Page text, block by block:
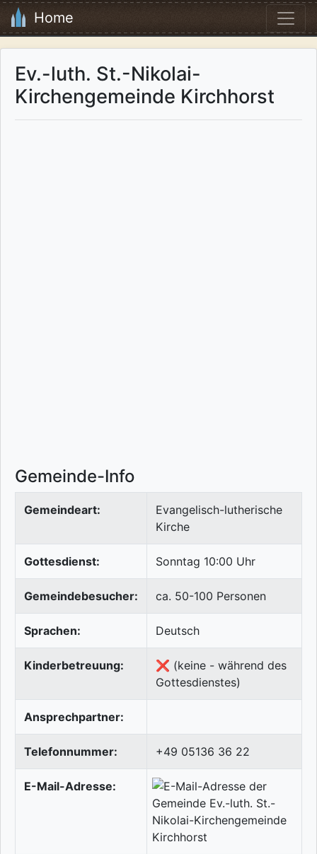
Home
Ev.-luth. St.-Nikolai-
Kirchengemeinde Kirchhorst
Gemeinde-Info
Gemeindeart:
Evangelisch-lutherische
Kirche
Gottesdienst: Sonntag 10:00 Uhr
Gemeindebesucher: ca. 50-100 Personen
Sprachen: Deutsch
Kinderbetreuung:
❌ (keine - während des
Gottesdienstes)
Ansprechpartner:
Telefonnummer: +49 05136 36 22
E-Mail-Adresse: